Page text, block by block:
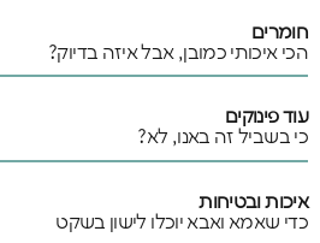
חומרים
הכי איכותי כמובן, אבל איזה בדיוק?
עוד פינוקים
כי בשביל זה באנו, לא?
איכות ובטיחות
כדי שאמא ואבא יוכלו לישון בשקט